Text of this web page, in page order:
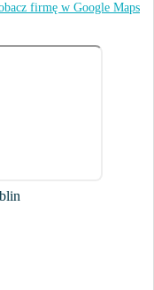
firmę w Google Maps